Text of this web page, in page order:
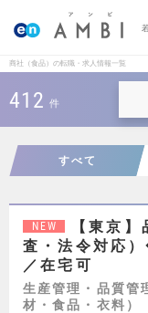
商社（食品）の転職・求人情報一覧
412 件
すべて
NEW
【東京
査・法令対応
／在宅可
生産管理・品質管
材・食品・衣料）